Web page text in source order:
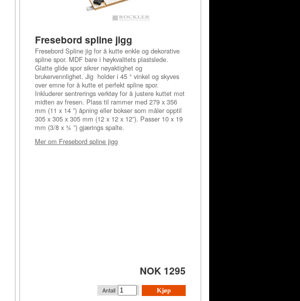
Fresebord spline jigg
Fresebord Spline jig for å kutte enkle og dekorative
spline spor. MDF bare i høykvalitets plastslede.
Glatte glide spor sikrer nøyaktighet og
brukervennlighet. Jig holder i 45 ° vinkel og skyves
over emne for å kutte et perfekt spline spor.
Inkluderer sentrerings verktøy for å justere kuttet mot
midten av fresen. Plass til rammer med 279 x 356
mm (11 x 14 ”) åpning eller bokser som måler opptil
305 x 305 x 305 mm (12 x 12 x 12”). Passer 10 x 19
mm (3/8 x ¾ ”) gjærings spalte.
Mer om Fresebord spline jigg
NOK 1295
Kjøp
Antall